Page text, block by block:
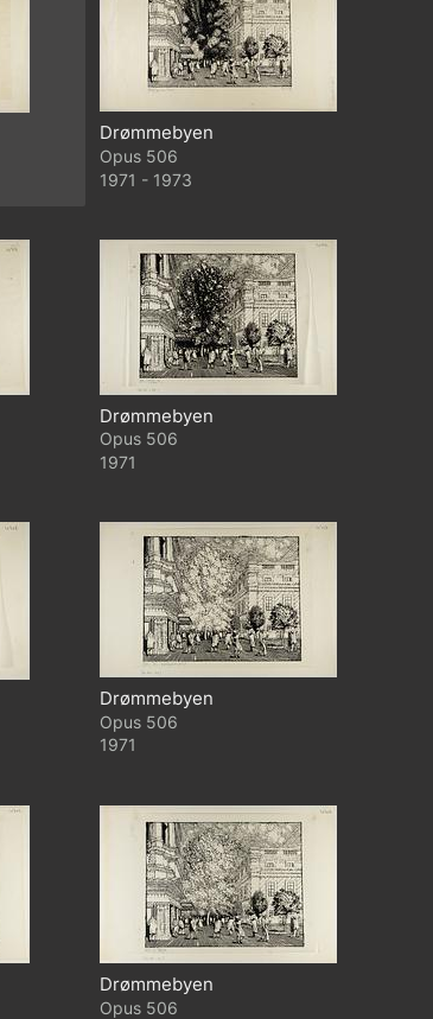
Drømmebyen
506
1971 - 1973
Drømmebyen
506
1971
Drømmebyen
506
1971
Drømmebyen
506